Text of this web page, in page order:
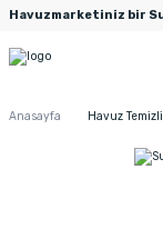
Havuzmarketiniz bir
Anasayfa Havuz